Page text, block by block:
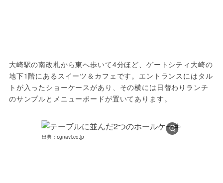
大崎駅の南改札から東へ歩いて4分ほど、ゲートシティ大崎の
地下1階にあるスイーツ＆カフェです。エントランスにはタル
トが入ったショーケースがあり、その横には日替わりランチ
のサンプルとメニューボードが置いてあります。
出典：r.gnavi.co.jp